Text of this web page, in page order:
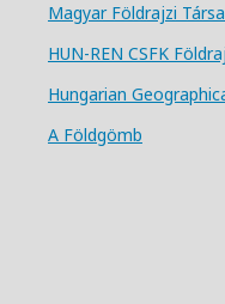
Magyar Földrajzi Társa
HUN-REN CSFK
Hungarian
A Földgömb